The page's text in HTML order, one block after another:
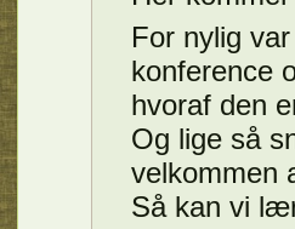
For nylig
konference
hvoraf den
Og lige så
velkommen
Så kan vi